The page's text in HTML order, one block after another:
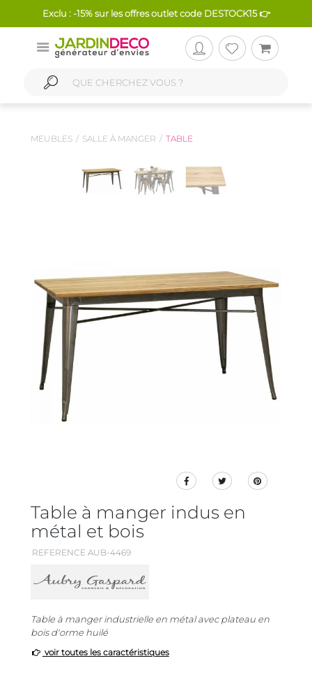
Exclu : -15% sur les offres outlet code DESTOCK15 👉
MEUBLES SALLE À MANGER TABLE
Table à manger indus en
métal et bois
REFERENCE AUB-4469
Table à manger industrielle en métal avec plateau en
bois d'orme huilé
voir toutes les caractéristiques